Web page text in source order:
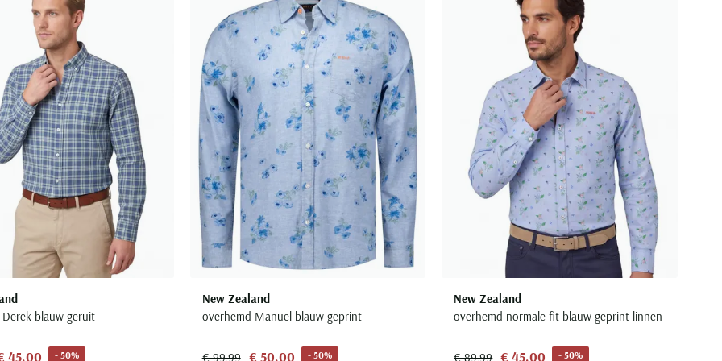
blauw geruit
45,00 - 50%
Toevoegen aan favorieten
New Zealand
overhemd Manuel blauw geprint
€ 99,99 € 50,00 - 50%
Toevoegen aan favorieten
New Zealand
overhemd normale fit blauw geprint linnen
€ 89,99 € 45,00 - 50%